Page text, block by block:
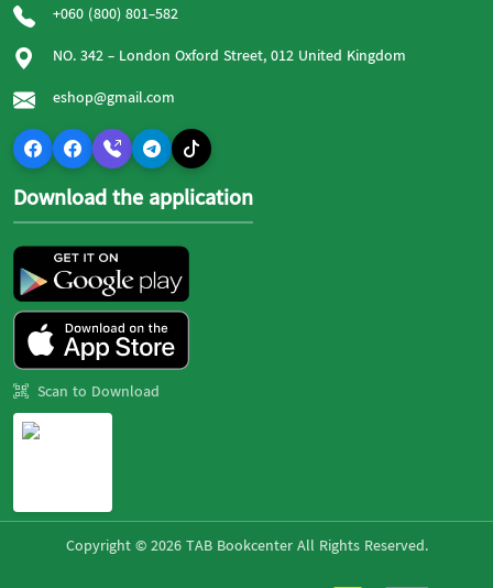
+060 (800) 801-582
NO. 342 - London Oxford Street, 012 United Kingdom
eshop@gmail.com
Download the application
Scan to Download
Copyright © 2026 TAB Bookcenter All Rights Reserved.